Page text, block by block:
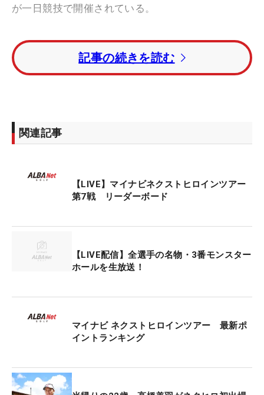
が一日競技で開催されている。
全選手が前半9ホールを終え、菊地りお、竹原美
悠、丸山祐香が4アンダーで首位に並んでいる。1打
差の4位タイには元ナショナルチームメンバーの飯
第2戦を制し、今年の「全米女子オープン」にも出
ンディングチャンピオンの久世夏乃香、同ツアー1
勝の島田紗はイーブンパー・22位タイにつけてい
は、前戦Vの林亜莉奈、チームセリザワのアマチュ
ア・松山りならが並んでいる。
記事の続きを読む
関連記事
【LIVE】マイナビネクストヒロインツアー
第7戦 リーダーボード
【LIVE配信】全選手の名物・3番モンスター
ホールを生放送！
マイナビ ネクストヒロインツアー 最新ポ
イントランキング